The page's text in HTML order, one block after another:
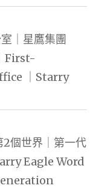
｜星鷹集團
First-
｜Starry
2個世界｜第一代
Eagle Word